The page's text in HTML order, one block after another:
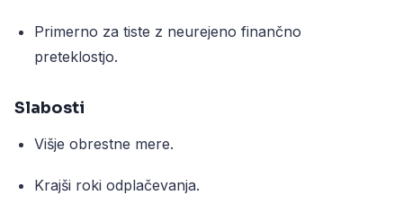
Primerno za tiste z neurejeno finančno
preteklostjo.
Slabosti
Višje obrestne mere.
Krajši roki odplačevanja.